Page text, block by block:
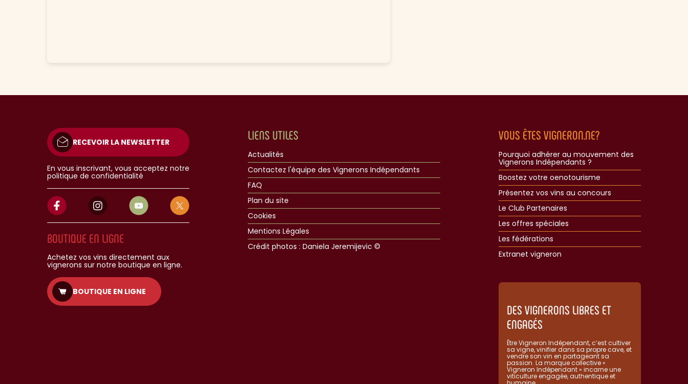
RECEVOIR LA NEWSLETTER
En vous inscrivant, vous acceptez notre
politique de confidentialité
BOUTIQUE EN LIGNE
Achetez vos vins directement aux
vignerons sur notre boutique en ligne.
BOUTIQUE EN LIGNE
LIENS UTILES
Actualités
Contactez l'équipe des Vignerons Indépendants
FAQ
Plan du site
Cookies
Mentions Légales
Crédit photos : Daniela Jeremijevic ©​
VOUS ÊTES VIGNERON.NE?
Pourquoi adhérer au mouvement des
Vignerons Indépendants ?
Boostez votre oenotourisme
Présentez vos vins au concours
Le Club Partenaires
Les offres spéciales
Les fédérations
Extranet vigneron​
DES VIGNERONS LIBRES ET
ENGAGÉS
Être Vigneron Indépendant, c’est cultiver
sa vigne, vinifier dans sa propre cave, et
vendre son vin en partageant sa
passion. La marque collective «
Vigneron Indépendant » incarne une
viticulture engagée, authentique et